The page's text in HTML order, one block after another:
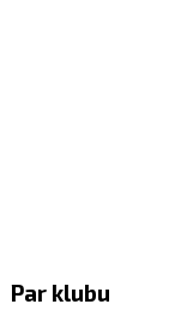
Par klubu